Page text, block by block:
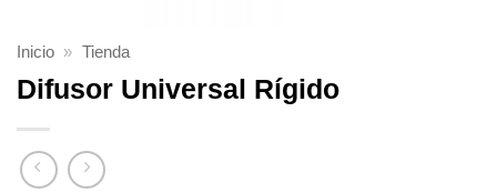
Inicio » Tienda
Difusor Universal Rígido